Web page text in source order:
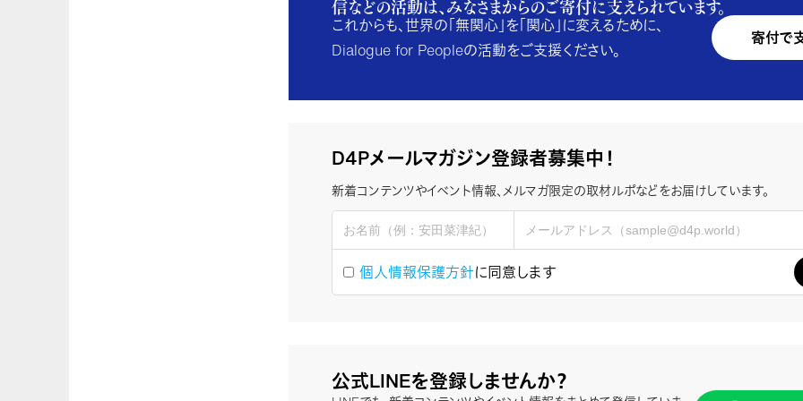
信などの活動は、みなさまからのご寄付に支えられています。
これからも、世界の「無関心」を「関心」に変えるために、
Dialogue for Peopleの活動をご支援ください。
寄付で
D4Pメールマガジン登録者募集中！
新着コンテンツやイベント情報、メルマガ限定の取材ルポなどをお届けしています。
個人情報保護方針に同意します
公式LINEを登録しませんか？